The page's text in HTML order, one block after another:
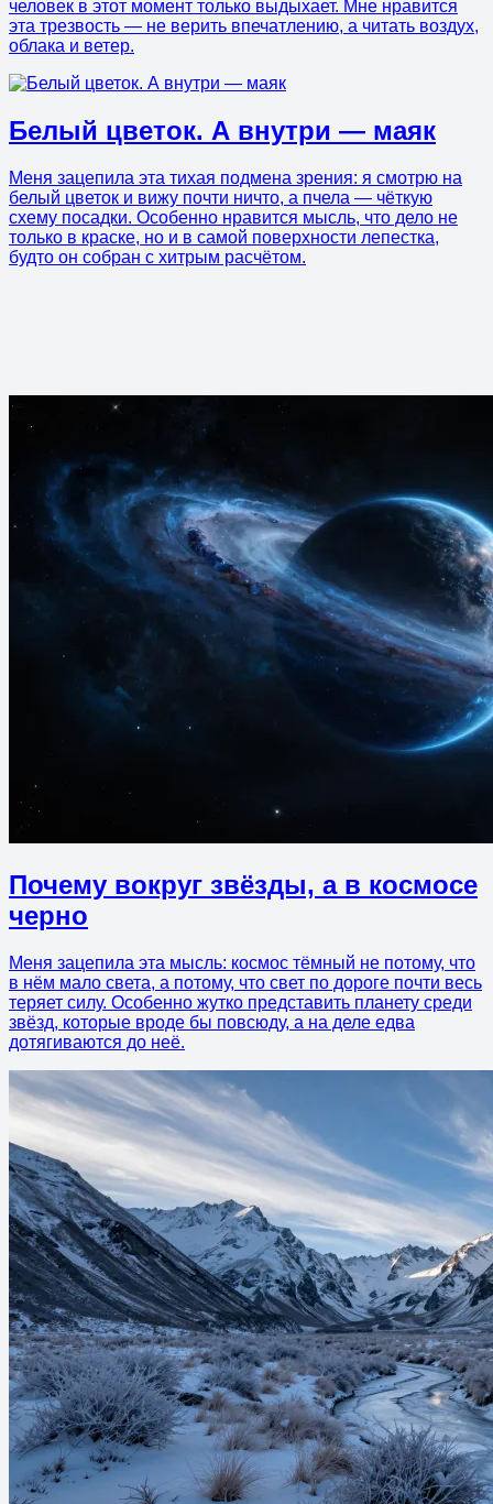
человек в этот момент только выдыхает. Мне нравится
эта трезвость — не верить впечатлению, а читать воздух,
облака и ветер.
Белый цветок. А внутри — маяк
Меня зацепила эта тихая подмена зрения: я смотрю на
белый цветок и вижу почти ничто, а пчела — чёткую
схему посадки. Особенно нравится мысль, что дело не
только в краске, но и в самой поверхности лепестка,
будто он собран с хитрым расчётом.
Почему вокруг звёзды, а в космосе
черно
Меня зацепила эта мысль: космос тёмный не потому, что
в нём мало света, а потому, что свет по дороге почти весь
теряет силу. Особенно жутко представить планету среди
звёзд, которые вроде бы повсюду, а на деле едва
дотягиваются до неё.